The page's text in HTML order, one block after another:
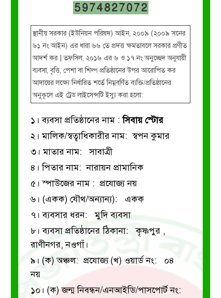
5974827072
স্থানীয় সরকার (ইউনিয়ন পরিষদ) আইন, ২০০৯ (২০০৯ সনের
৬১ নং আইন) এর ধারা ৬৬ তে প্রদত্ত ক্ষমতাবলে সরকার প্রণীত
আদর্শ কর | তফসিল, ২০১৬ এর ৬ ও ১৭ নং অনুচ্ছেদ অনুযায়ী
ব্যবসা, বৃত্তি, পেশা বা শিল্প প্রতিষ্ঠানের উপর আরোপিত কর
আদায়ের লক্ষ্যে নির্ধারিত শর্তে নিম্নবর্ণিত ব্যক্তি/প্রতিষ্ঠানের
অনুকূলে এই ট্রেড লাইসেন্সটি ইস্যু করা হলো:
১। ব্যবসা প্রতিষ্ঠানের নাম :সিবায় স্টোর
২। মালিক/স্বত্বাধিকারীর নাম: স্বপন কুমার
৩। মাতার নাম: সাবাত্রী
৪। পিতার নাম: নারায়ন প্রামানিক
৫। স্পাউজের নাম : প্রযোজ্য নয়
৬। (একক) যৌথ/অন্যান্য): একক
৭। ব্যবসার ধরন: মুদি ব্যবসা
৮। ব্যবসা প্রতিষ্ঠানের ঠিকানা: কৃষ্ণপুর ,
রাণীনগর, নওগাঁ।
৯। (ক) অঞ্চল: প্রযোজ্য
নয়
(খ) ওয়ার্ড নং: ০৪
১০। (ক) জন্ম নিবন্ধন/এনআইডি/পাসপোর্ট নং: